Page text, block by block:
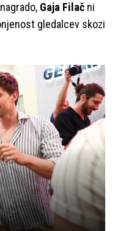
Gaja Filač ni
gledalcev skozi